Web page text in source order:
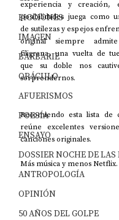
FICCIONES
IMAGEN
BARBARIE
ORÁCULO
AFUERISMOS
POESÍA
ENSAYO
DOSSIER NOCHE DE LAS
ANTROPOLOGÍA
OPINIÓN
50 AÑOS DEL GOLPE
experiencia y
posibilidades juega como
de sutilezas y espejos
original siempre
filigrana, una vuelta de
que su doble nos
sorprendernos.
Recomiendo esta lista de
reúne excelentes
canciones originales.
Más música y menos Netflix.